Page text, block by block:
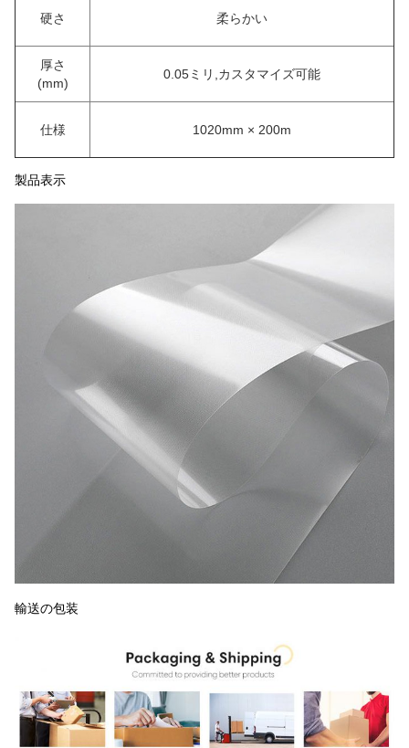
硬さ 柔らかい
厚さ
(mm)
0.05ミリ,カスタマイズ可能
仕様 1020mm × 200m
製品表示
輸送の包装